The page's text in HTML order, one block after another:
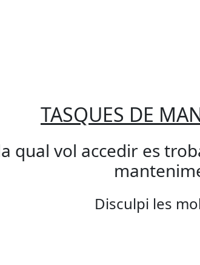
TASQUES DE
qual vol accedir es
Disculpi les